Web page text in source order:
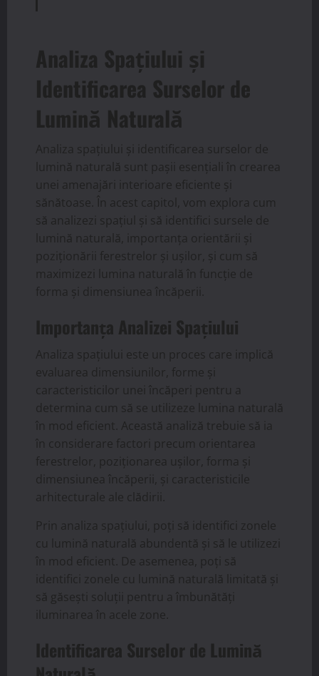
Analiza Spațiului și
Identificarea Surselor de
Lumină Naturală
Analiza spațiului și identificarea surselor de
lumină naturală sunt pașii esențiali în crearea
unei amenajări interioare eficiente și
sănătoase. În acest capitol, vom explora cum
să analizezi spațiul și să identifici sursele de
lumină naturală, importanța orientării și
poziționării ferestrelor și ușilor, și cum să
maximizezi lumina naturală în funcție de
forma și dimensiunea încăperii.
Importanța Analizei Spațiului
Analiza spațiului este un proces care implică
evaluarea dimensiunilor, forme și
caracteristicilor unei încăperi pentru a
determina cum să se utilizeze lumina naturală
în mod eficient. Această analiză trebuie să ia
în considerare factori precum orientarea
ferestrelor, poziționarea ușilor, forma și
dimensiunea încăperii, și caracteristicile
arhitecturale ale clădirii.
Prin analiza spațiului, poți să identifici zonele
cu lumină naturală abundentă și să le utilizezi
în mod eficient. De asemenea, poți să
identifici zonele cu lumină naturală limitată și
să găsești soluții pentru a îmbunătăți
iluminarea în acele zone.
Identificarea Surselor de Lumină